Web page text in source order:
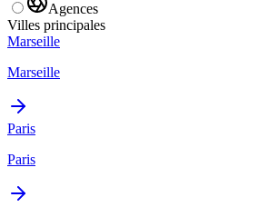
Agences
Villes principales
Marseille
Marseille
Paris
Paris